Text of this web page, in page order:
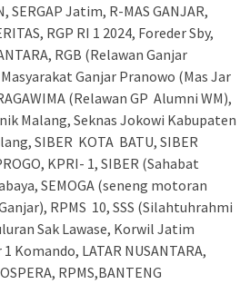
SERGAP Jatim, R-MAS GANJAR,
RGP RI 1 2024, Foreder Sby,
RGB (Relawan Ganjar
Masyarakat Ganjar Pranowo (Mas Jar
(Relawan GP Alumni WM),
Malang, Seknas Jokowi Kabupaten
SIBER KOTA BATU, SIBER
KPRI- 1, SIBER (Sahabat
SEMOGA (seneng motoran
RPMS 10, SSS (Silahtuhrahmi
Sak Lawase, Korwil Jatim
Komando, LATAR NUSANTARA,
RPMS,BANTENG